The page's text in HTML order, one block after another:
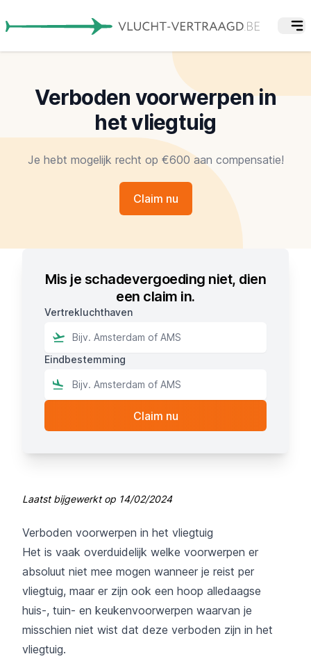
Verboden voorwerpen in
het vliegtuig
Je hebt mogelijk recht op €600 aan compensatie!
Claim nu
Mis je schadevergoeding niet, dien
een claim in.
Vertrekluchthaven
Eindbestemming
Laatst bijgewerkt op 14/02/2024
Verboden voorwerpen in het vliegtuig
Het is vaak overduidelijk welke voorwerpen er
absoluut niet mee mogen wanneer je reist per
vliegtuig, maar er zijn ook een hoop alledaagse
huis-, tuin- en keukenvoorwerpen waarvan je
misschien niet wist dat deze verboden zijn in het
vliegtuig.